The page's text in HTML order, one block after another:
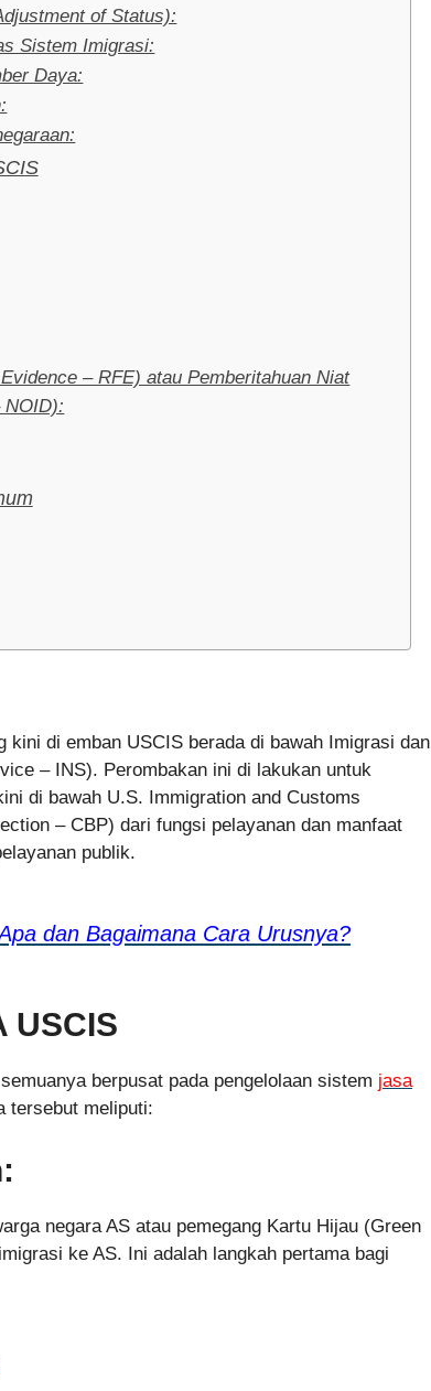
of Status):
Sistem Imigrasi:
Daya:
– RFE) atau Pemberitahuan Niat
NOID):
di emban USCIS berada di bawah Imigrasi dan
– INS). Perombakan ini di lakukan untuk
di bawah U.S. Immigration and Customs
– CBP) dari fungsi pelayanan dan manfaat
publik.
dan Bagaimana Cara Urusnya?
USCIS
berpusat pada pengelolaan sistem jasa
tersebut meliputi:
negara AS atau pemegang Kartu Hijau (Green
ke AS. Ini adalah langkah pertama bagi